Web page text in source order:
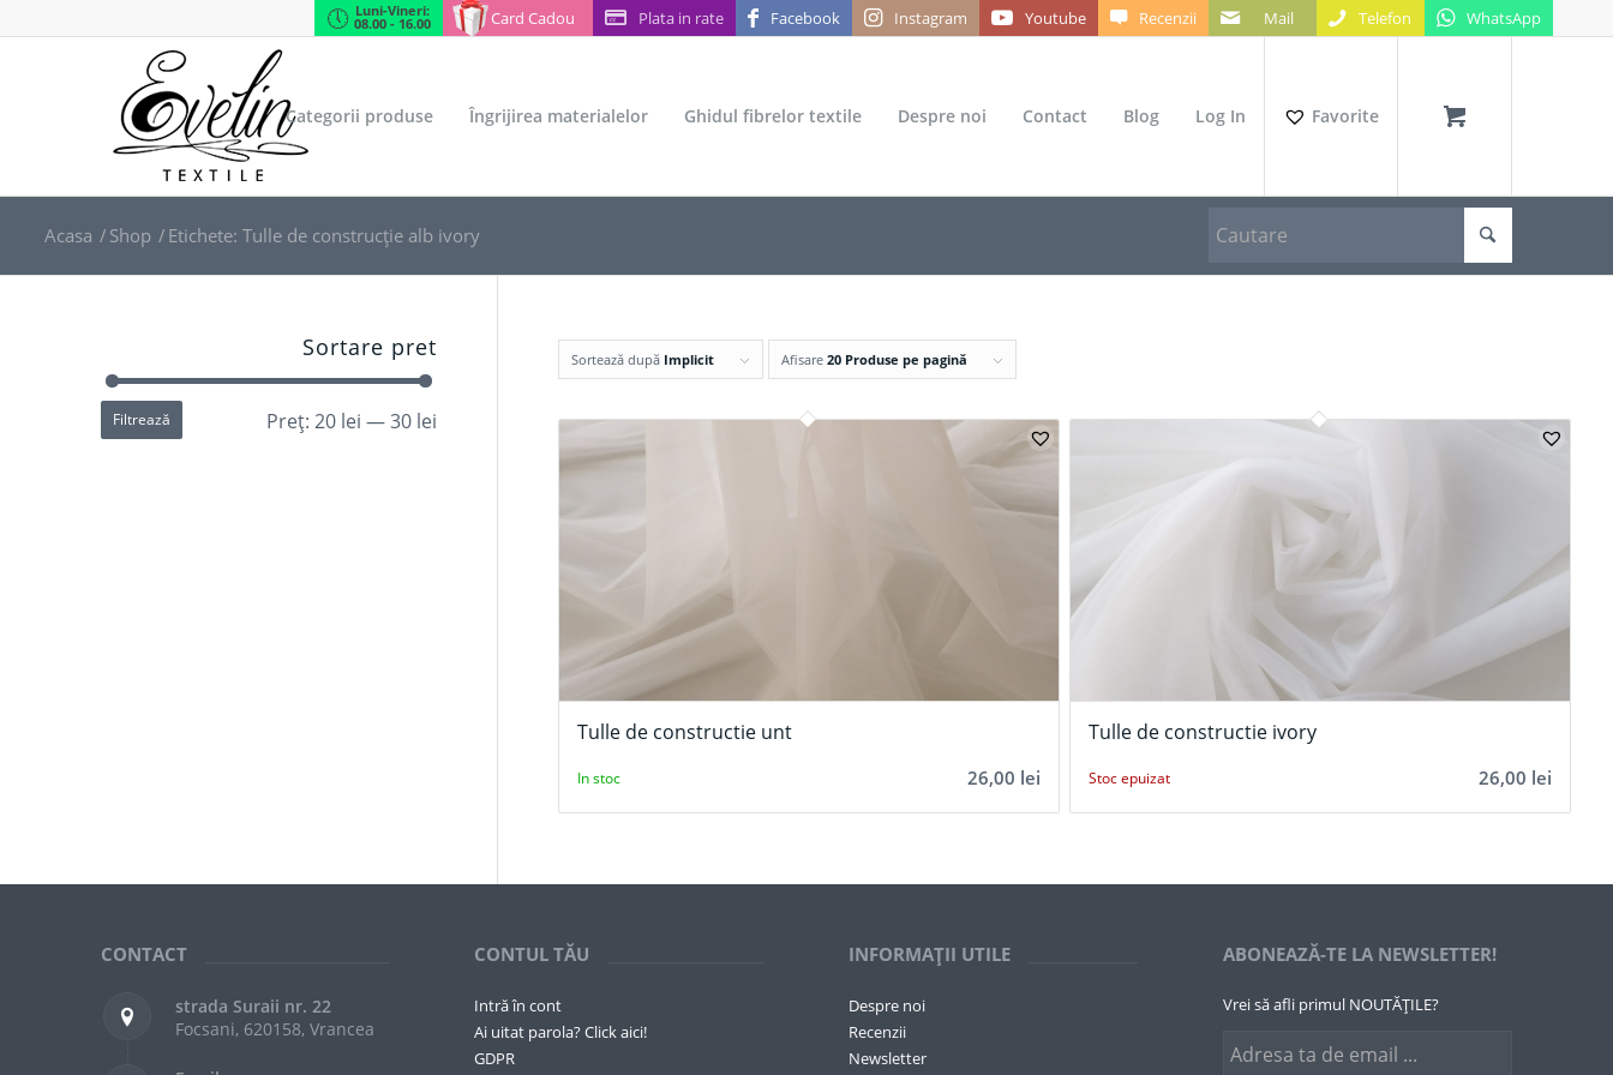
Card Cadou Plata in rate Facebook Instagram Youtube Recenzii Mail Telefon WhatsApp
Luni-Vineri:
08.00 - 16.00
Categorii produse Îngrijirea materialelor Ghidul fibrelor textile Despre noi Contact Blog Log In Favorite
Acasa / Shop / Etichete: Tulle de construcție alb ivory
Sortează după Implicit Afisare 20 Produse pe pagină
Tulle de constructie unt
26,00 lei
In stoc
Tulle de constructie ivory
26,00 lei
Stoc epuizat
Sortare pret
Filtrează Preț: 20 lei —30 lei
CONTACT
strada Suraii nr. 22
Focsani, 620158, Vrancea
CONTUL TĂU
Intră în cont
Ai uitat parola? Click aici!
GDPR
INFORMAȚII UTILE
Despre noi
Recenzii
Newsletter
ABONEAZĂ-TE LA NEWSLETTER!
Vrei să afli primul NOUTĂȚILE?